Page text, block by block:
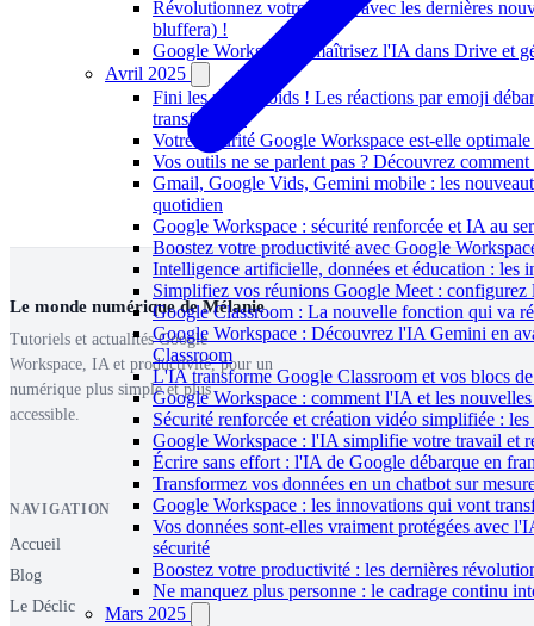
Révolutionnez votre travail avec les dernières
bluffera) !
Google Workspace : maîtrisez l'IA dans Drive et
Avril 2025
Fini les mails froids ! Les réactions par emoji
transforment
Votre sécurité Google Workspace est-elle
Vos outils ne se parlent pas ? Découvrez
Gmail, Google Vids, Gemini mobile : les
quotidien
Google Workspace : sécurité renforcée et IA au
Boostez votre productivité avec Google
Intelligence artificielle, données et éducation : les
Simplifiez vos réunions Google Meet : configurez
Google Classroom : La nouvelle fonction qui va
Google Workspace : Découvrez l'IA Gemini en
Classroom
L'IA transforme Google Classroom et vos blocs
Google Workspace : comment l'IA et les
Sécurité renforcée et création vidéo simplifiée :
Google Workspace : l'IA simplifie votre travail et
Écrire sans effort : l'IA de Google débarque en
Transformez vos données en un chatbot sur
Google Workspace : les innovations qui vont
Vos données sont-elles vraiment protégées avec
sécurité
Boostez votre productivité : les dernières
Ne manquez plus personne : le cadrage continu
Mars 2025
Le monde numérique de Mélanie
Tutoriels et actualités Google
Workspace, IA et productivité, pour un
numérique plus simple et plus
accessible.
NAVIGATION
Accueil
Blog
Le Déclic